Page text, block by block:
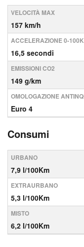
VELOCITÀ MAX
157 km/h
ACCELERAZIONE 0-
16,5 secondi
EMISSIONI CO2
149 g/km
OMOLOGAZIONE
Euro 4
Consumi
URBANO
7,9 l/100Km
EXTRAURBANO
5,3 l/100Km
MISTO
6,2 l/100Km